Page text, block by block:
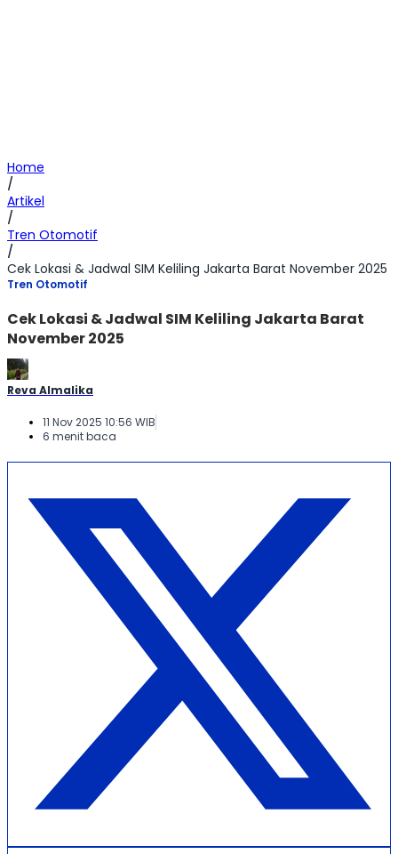
Home
/
Artikel
/
Tren Otomotif
/
Cek Lokasi & Jadwal SIM Keliling Jakarta Barat November 2025
Tren Otomotif
Cek Lokasi & Jadwal SIM Keliling Jakarta Barat
November 2025
Reva Almalika
11 Nov 2025 10:56 WIB
6 menit baca